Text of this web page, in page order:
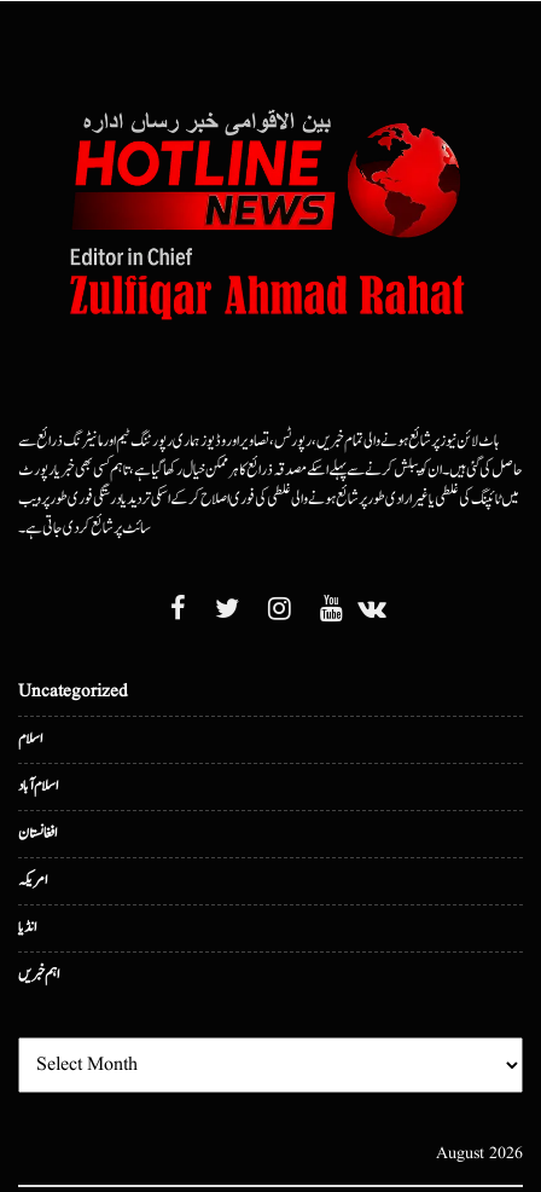
ہاٹ لائن نیوز پر شائع ہونے والی تمام خبریں، رپورٹس، تصاویر اور وڈیوز ہماری رپورٹنگ ٹیم اور مانیٹرنگ ذرائع سے
حاصل کی گئی ہیں۔ ان کو پبلش کرنے سے پہلے اسکے مصدقہ ذرائع کا ہرممکن خیال رکھا گیا ہے، تاہم کسی بھی خبر یا رپورٹ
میں ٹائپنگ کی غلطی یا غیرارادی طور پر شائع ہونے والی غلطی کی فوری اصلاح کرکے اسکی تردید یا درستگی فوری طور پر ویب
سائٹ پر شائع کردی جاتی ہے۔
Uncategorized
اسلام
اسلام آباد
افغانستان
امریکہ
انڈیا
اہم خبریں
August 2026